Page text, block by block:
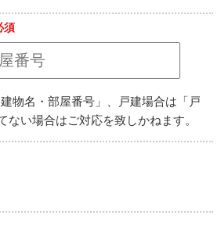
須
物名・部屋番号」、戸建場合は「戸
ない場合はご対応を致しかねます。